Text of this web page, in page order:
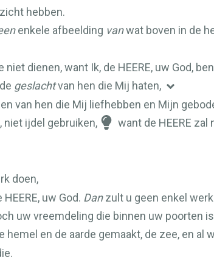
hebben.
enkele afbeelding vanwat boven in de
niet dienen, want Ik, de HEERE, uw God,
geslachtvan hen die Mij haten,
van hen die Mij liefhebben en Mijn
niet ijdel gebruiken, want de HEERE zal
doen,
HEERE, uw God. Danzult u geen enkel
uw vreemdeling die binnen uw poorten
hemel en de aarde gemaakt, de zee, en al